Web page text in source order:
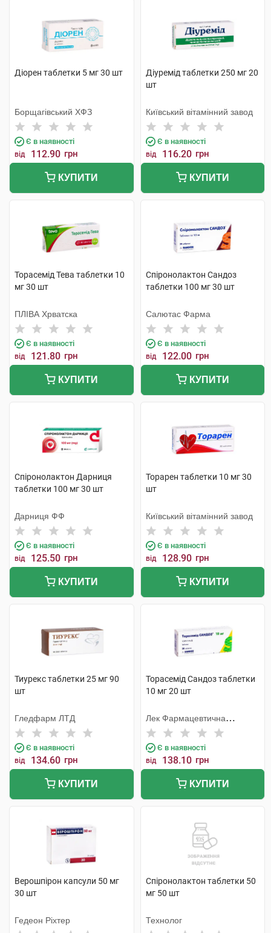
Діорен таблетки 5 мг 30 шт
Борщагівський ХФЗ
Є в наявності
від 112.90 грн
КУПИТИ
Діуремід таблетки 250 мг 20
шт
Київський вітамінний завод
Є в наявності
від 116.20 грн
КУПИТИ
Торасемід Тева таблетки 10
мг 30 шт
ПЛІВА Хрватска
Є в наявності
від 121.80 грн
КУПИТИ
Спіронолактон Сандоз
таблетки 100 мг 30 шт
Салютас Фарма
Є в наявності
від 122.00 грн
КУПИТИ
Спіронолактон Дарниця
таблетки 100 мг 30 шт
Дарниця ФФ
Є в наявності
від 125.50 грн
КУПИТИ
Торарен таблетки 10 мг 30
шт
Київський вітамінний завод
Є в наявності
від 128.90 грн
КУПИТИ
Тиурекс таблетки 25 мг 90
шт
Гледфарм ЛТД
Є в наявності
від 134.60 грн
КУПИТИ
Торасемід Сандоз таблетки
10 мг 20 шт
Лек Фармацевтична
компанія
Є в наявності
від 138.10 грн
КУПИТИ
Верошпірон капсули 50 мг
30 шт
Гедеон Ріхтер
Спіронолактон таблетки 50
мг 50 шт
Технолог